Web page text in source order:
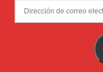
Dirección
de